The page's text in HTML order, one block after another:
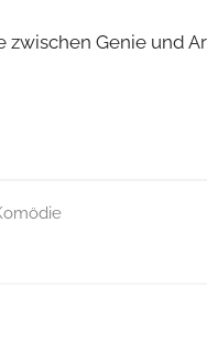
zwischen Genie und